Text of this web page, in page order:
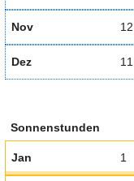
Nov 12
Dez 11
Sonnenstunden
Jan 1